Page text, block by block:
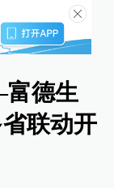
德生
联动开